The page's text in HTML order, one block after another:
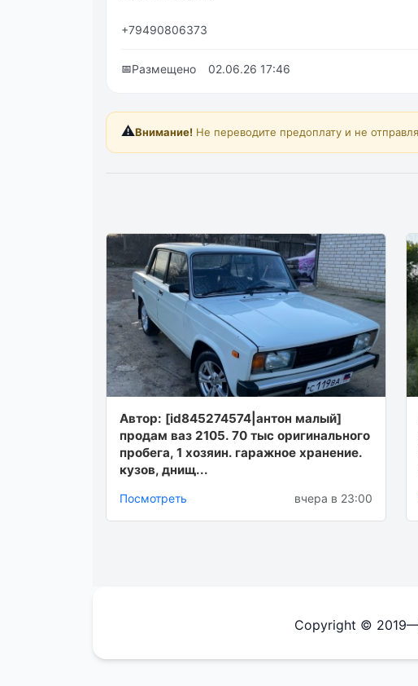
+79490806373
📅Размещено 02.06.26 17:46
⚠️Внимание! Не переводите предоплату и не
Автор: [id845274574|антон малый]
продам ваз 2105. 70 тыс оригинального
пробега, 1 хозяин. гаражное хранение.
кузов, днищ...
Посмотреть вчера в 23:00
Copyright ©